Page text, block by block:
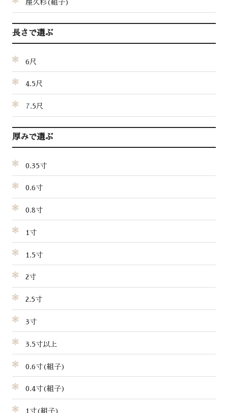
屋久杉(組子)
長さで選ぶ
6尺
4.5尺
7.5尺
厚みで選ぶ
0.35寸
0.6寸
0.8寸
1寸
1.5寸
2寸
2.5寸
3寸
3.5寸以上
0.6寸(組子)
0.4寸(組子)
1寸(組子)